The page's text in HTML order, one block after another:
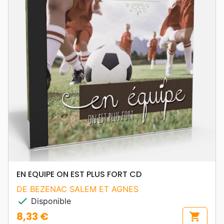
EN EQUIPE ON EST PLUS FORT CD
DE BEZENAC SALEM ET AGNES
check Disponible
Prix
8,33 € shopping_cart